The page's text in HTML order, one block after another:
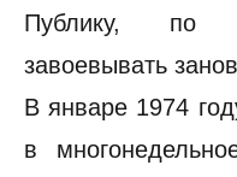
Публику, по
завоевывать
В январе 1974
в